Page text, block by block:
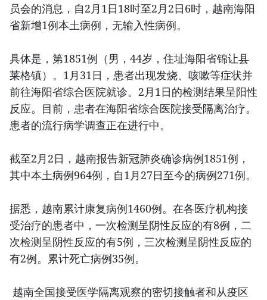
员会的消息，自2月1日18时至2月2日6时，越南海阳
省新增1例本土病例，无输入性病例。
具体是，第1851例（男，44岁，住址海阳省锦让县
莱格镇）。1月31日，患者出现发烧、咳嗽等症状并
前往海阳省综合医院就诊。2月1日的检测结果呈阳性
反应。目前，患者在海阳省综合医院接受隔离治疗。
患者的流行病学调查正在进行中。
截至2月2日，越南报告新冠肺炎确诊病例1851例，
其中本土病例964例，自1月27日至今的病例271例。
据悉，越南累计康复病例1460例。在各医疗机构接
受治疗的患者中，一次检测呈阴性反应的有8例，二
次检测呈阴性反应的有5例，三次检测呈阴性反应的
有2例。累计死亡病例35例。
越南全国接受医学隔离观察的密切接触者和从疫区